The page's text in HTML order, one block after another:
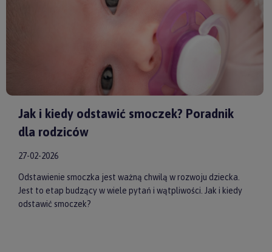
Jak i kiedy odstawić smoczek? Poradnik
dla rodziców
27-02-2026
Odstawienie smoczka jest ważną chwilą w rozwoju dziecka.
Jest to etap budzący w wiele pytań i wątpliwości. Jak i kiedy
odstawić smoczek?